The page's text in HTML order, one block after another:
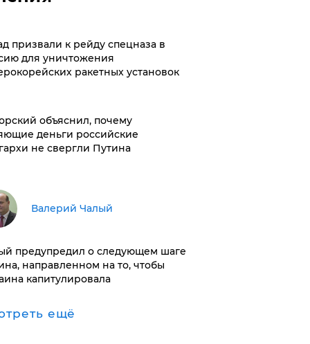
призвали к рейду спецназа в
для уничтожения
ракетных установок
объяснил, почему
деньги российские
не свергли Путина
Валерий Чалый
предупредил о следующем шаге
направленном на то, чтобы
капитулировала
ещё